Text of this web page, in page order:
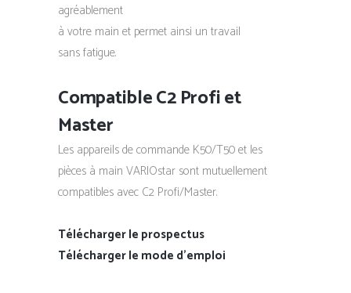
agréablement
à votre main et permet ainsi un travail
sans fatigue.
Compatible C2 Profi et
Master
Les appareils de commande K50/T50 et les
pièces à main VARIOstar sont mutuellement
compatibles avec C2 Profi/Master.
Télécharger le prospectus
Télécharger le mode d’emploi